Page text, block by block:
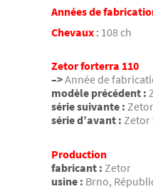
Années de
Chevaux : 108 ch
Zetor forterra 110
–>Année de
modèle précédent :
série suivante :
série d’avant : Zetor
Production
fabricant : Zetor
usine : Brno,